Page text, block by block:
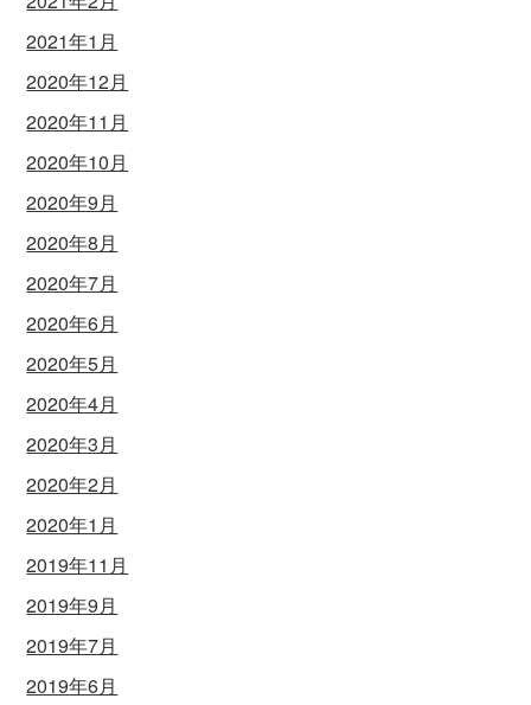
2021年1月
2020年12月
2020年11月
2020年10月
2020年9月
2020年8月
2020年7月
2020年6月
2020年5月
2020年4月
2020年3月
2020年2月
2020年1月
2019年11月
2019年9月
2019年7月
2019年6月